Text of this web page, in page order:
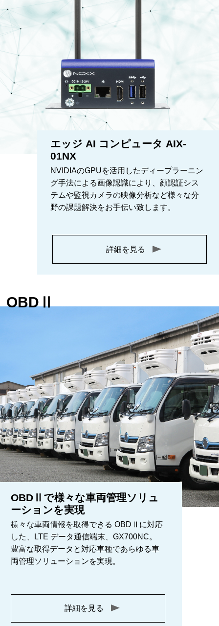
エッジ AI コンピュータ AIX-
01NX
NVIDIAのGPUを活用したディープラーニン
グ手法による画像認識により、顔認証シス
テムや監視カメラの映像分析など様々な分
野の課題解決をお手伝い致します。
詳細を見る
OBDⅡ
OBDⅡで様々な車両管理ソリュ
ーションを実現
様々な車両情報を取得できる OBDⅡに対応
した、LTE データ通信端末、GX700NC。
豊富な取得データと対応車種であらゆる車
両管理ソリューションを実現。
詳細を見る